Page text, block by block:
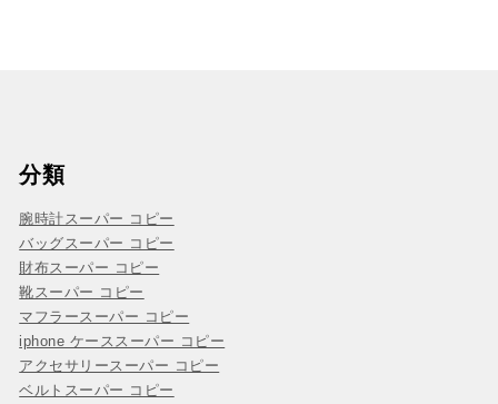
分類
腕時計スーパー コピー
バッグスーパー コピー
財布スーパー コピー
靴スーパー コピー
マフラースーパー コピー
iphone ケーススーパー コピー
アクセサリースーパー コピー
ベルトスーパー コピー